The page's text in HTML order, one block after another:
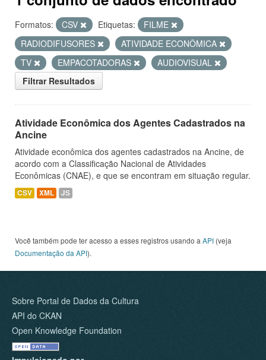
Formatos: CSV Etiquetas:
FILME
RADIODIFUSORES
ATIVIDADE ECONÔMICA
TV
EMPACOTADORAS
AUDIOVISUAL
Filtrar Resultados
Atividade Econômica dos Agentes Cadastrados na
Ancine
Atividade econômica dos agentes cadastrados na Ancine, de
acordo com a Classificação Nacional de Atividades
Econômicas (CNAE), e que se encontram em situação regular.
CSV XML JS
Você também pode ter acesso a esses registros usando a API (veja
Documentação da API).
Sobre Portal de Dados da Cultura
API do CKAN
Open Knowledge Foundation